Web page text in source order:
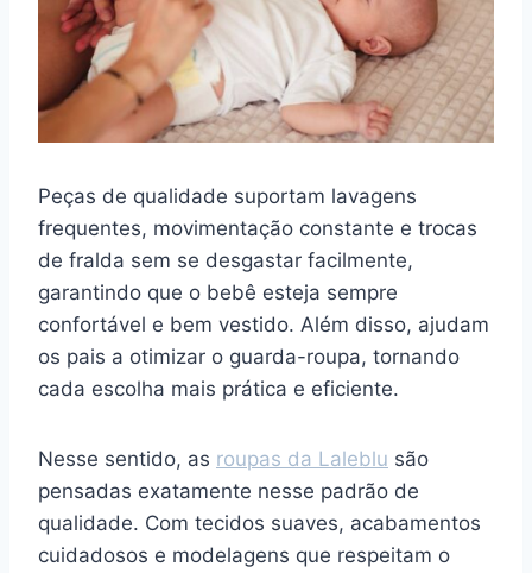
Peças de qualidade suportam lavagens
frequentes, movimentação constante e trocas
de fralda sem se desgastar facilmente,
garantindo que o bebê esteja sempre
confortável e bem vestido. Além disso, ajudam
os pais a otimizar o guarda-roupa, tornando
cada escolha mais prática e eficiente.
Nesse sentido, as roupas da Laleblu são
pensadas exatamente nesse padrão de
qualidade. Com tecidos suaves, acabamentos
cuidadosos e modelagens que respeitam o